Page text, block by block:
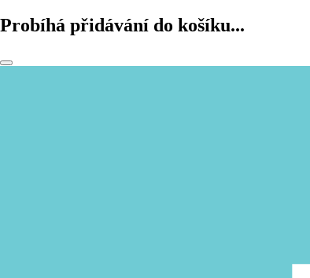
Probíhá přidávání do košíku...